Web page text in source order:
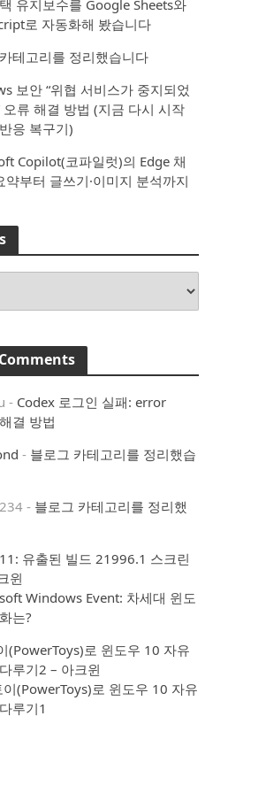
유지보수를 Google Sheets와
로 자동화해 봤습니다
테고리를 정리했습니다
보안 “위협 서비스가 중지되었
오류 해결 방법 (지금 다시 시작
응 복구기)
Copilot(코파일럿)의 Edge 채
약부터 글쓰기·이미지 분석까지
- Codex 로그인 실패: error
결 방법
- 블로그 카테고리를 정리했습
- 블로그 카테고리를 정리했
유출된 빌드 21996.1 스크린
윈
Windows Event: 차세대 윈도
는?
(PowerToys)로 윈도우 10 자유
루기2 – 아크윈
이(PowerToys)로 윈도우 10 자유
루기1